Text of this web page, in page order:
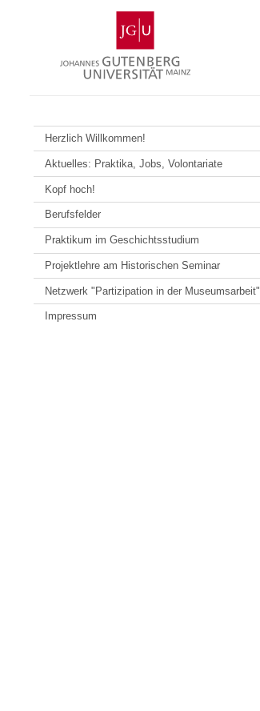
Gutenberg-
Universität
Mainz
Herzlich Willkommen!
Aktuelles: Praktika, Jobs, Volontariate
Kopf hoch!
Berufsfelder
Praktikum im Geschichtsstudium
Projektlehre am Historischen Seminar
Netzwerk "Partizipation in der Museumsarbeit"
Impressum